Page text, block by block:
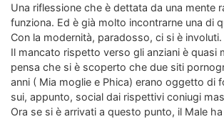
Una riflessione che è dettata da una mente
funziona. Ed è già molto incontrarne una di
Con la modernità, paradosso, ci si è involuti.
Il mancato rispetto verso gli anziani è quasi
pensa che si è scoperto che due siti
anni ( Mia moglie e Phica) erano oggetto di
sui, appunto, social dai rispettivi coniugi
Ora se si è arrivati a questo punto, il Male